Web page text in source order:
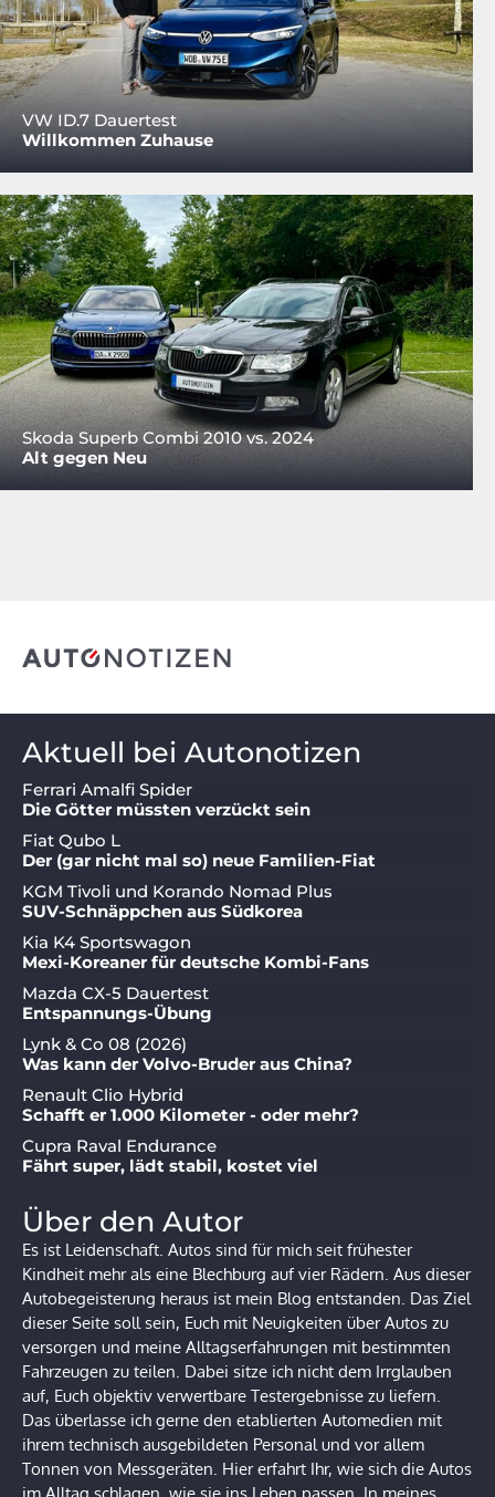
VW ID.7 Dauertest
Willkommen Zuhause
Skoda Superb Combi 2010 vs. 2024
Alt gegen Neu
Aktuell bei Autonotizen
Ferrari Amalfi Spider
Die Götter müssten verzückt sein
Fiat Qubo L
Der (gar nicht mal so) neue Familien-Fiat
KGM Tivoli und Korando Nomad Plus
SUV-Schnäppchen aus Südkorea
Kia K4 Sportswagon
Mexi-Koreaner für deutsche Kombi-Fans
Mazda CX-5 Dauertest
Entspannungs-Übung
Lynk & Co 08 (2026)
Was kann der Volvo-Bruder aus China?
Renault Clio Hybrid
Schafft er 1.000 Kilometer - oder mehr?
Cupra Raval Endurance
Fährt super, lädt stabil, kostet viel
Über den Autor
Es ist Leidenschaft. Autos sind für mich seit frühester
Kindheit mehr als eine Blechburg auf vier Rädern. Aus dieser
Autobegeisterung heraus ist mein Blog entstanden. Das Ziel
dieser Seite soll sein, Euch mit Neuigkeiten über Autos zu
versorgen und meine Alltagserfahrungen mit bestimmten
Fahrzeugen zu teilen. Dabei sitze ich nicht dem Irrglauben
auf, Euch objektiv verwertbare Testergebnisse zu liefern.
Das überlasse ich gerne den etablierten Automedien mit
ihrem technisch ausgebildeten Personal und vor allem
Tonnen von Messgeräten. Hier erfahrt Ihr, wie sich die Autos